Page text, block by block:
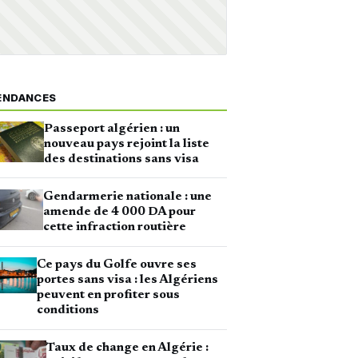
Passeport algérien : un
nouveau pays rejoint la liste
des destinations sans visa
Gendarmerie nationale : une
amende de 4 000 DA pour
cette infraction routière
Ce pays du Golfe ouvre ses
portes sans visa : les Algériens
peuvent en profiter sous
conditions
Taux de change en Algérie :